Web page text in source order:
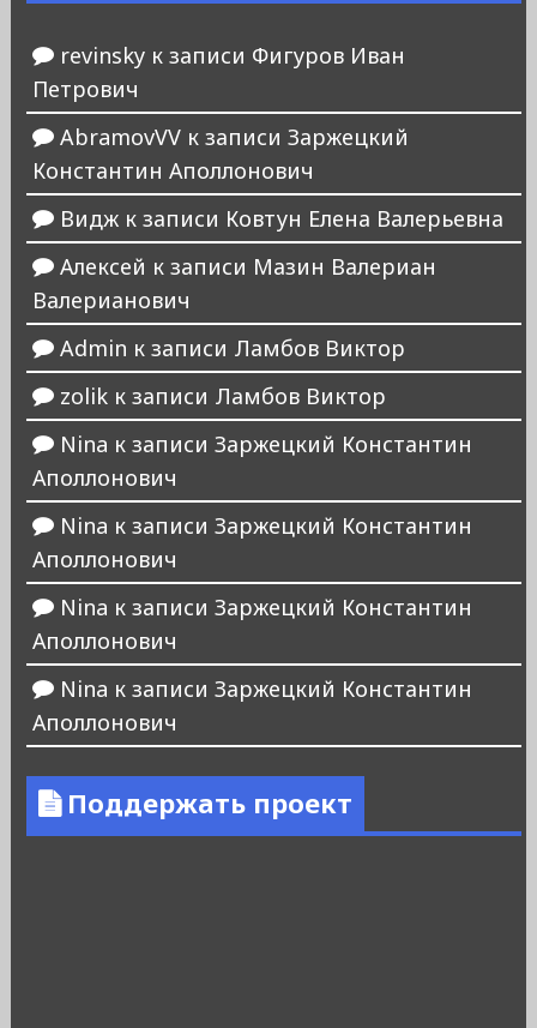
revinskyк записи Фигуров Иван
Петрович
AbramovVVк записи Заржецкий
Константин Аполлонович
Виджк записи Ковтун Елена Валерьевна
Алексей к записи Мазин Валериан
Валерианович
Admin к записи Ламбов Виктор
zolikк записи Ламбов Виктор
Nina к записи Заржецкий Константин
Аполлонович
Nina к записи Заржецкий Константин
Аполлонович
Nina к записи Заржецкий Константин
Аполлонович
Nina к записи Заржецкий Константин
Аполлонович
Поддержать проект